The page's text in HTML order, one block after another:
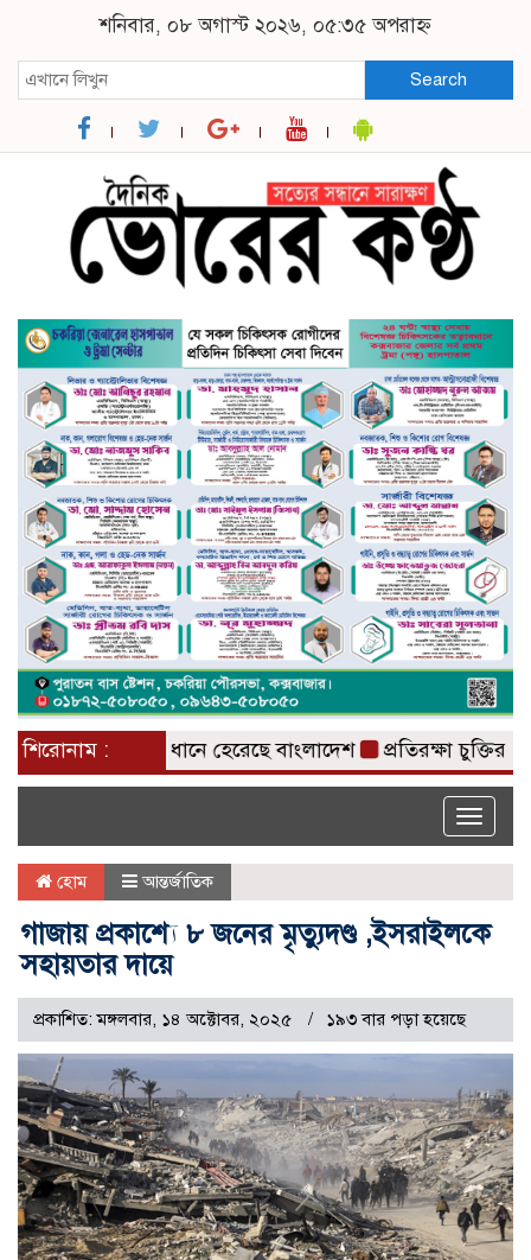
শনিবার, ০৮ অগাস্ট ২০২৬, ০৫:৩৫ অপরাহ্ন
Search
শিরোনাম :
ইনিংস ব্যবধানে হেরেছে বাংলাদেশ প্রতিরক্ষা চুক্তির আগে
Toggle
হোম আন্তর্জাতিক
গাজায় প্রকাশ্যে ৮ জনের মৃত্যুদণ্ড ,ইসরাইলকে
সহায়তার দায়ে
প্রকাশিত: মঙ্গলবার, ১৪ অক্টোবর, ২০২৫ ১৯৩ বার পড়া হয়েছে